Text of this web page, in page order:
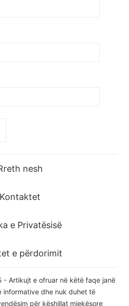
nesh
Kontaktet
e Privatësisë
e përdorimit
Artikujt e ofruar në këtë faqe janë
informative dhe nuk duhet të
për këshillat mjekësore